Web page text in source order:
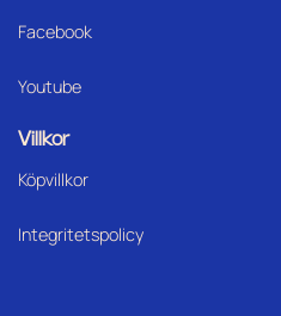
Facebook
Youtube
Villkor
Köpvillkor
Integritetspolicy